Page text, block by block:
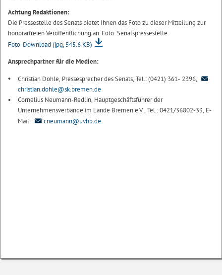
Achtung Redaktionen:
Die Pressestelle des Senats bietet Ihnen das Foto zu dieser Mitteilung zur
honorarfreien Veröffentlichung an. Foto: Senatspressestelle
Foto-Download (jpg, 545.6 KB)
Ansprechpartner für die Medien:
Christian Dohle, Pressesprecher des Senats, Tel.: (0421) 361- 2396,
christian.dohle@sk.bremen.de
Cornelius Neumann-Redlin, Hauptgeschäftsführer der
Unternehmensverbände im Lande Bremen e.V., Tel.: 0421/36802-33, E-
Mail:
cneumann@uvhb.de